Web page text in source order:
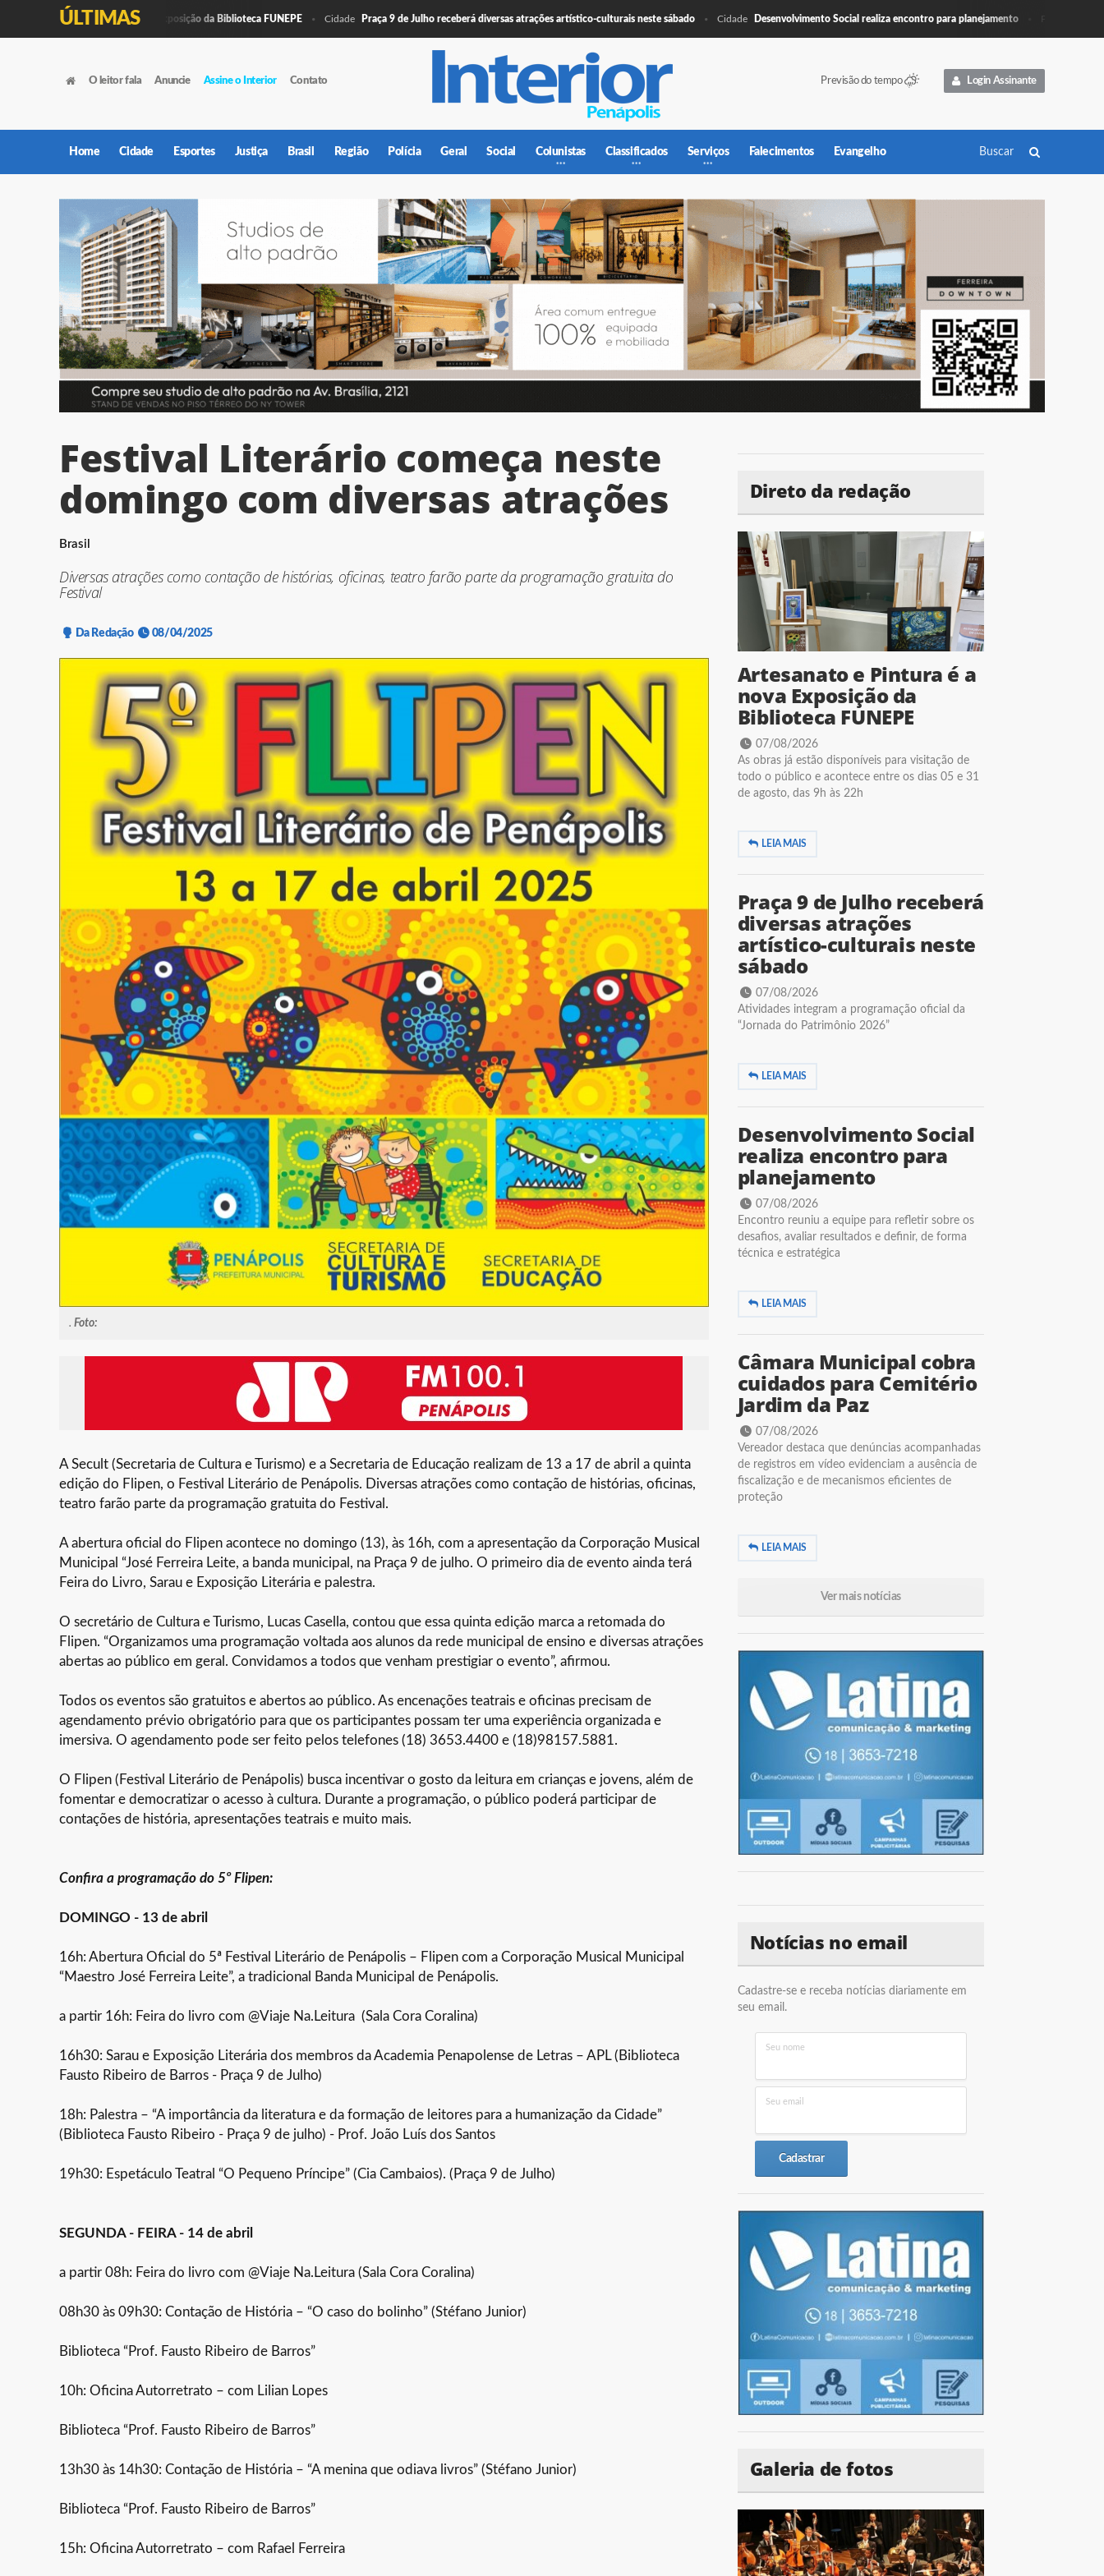
ÚLTIMAS
e Pintura é a nova Exposição da Biblioteca FUNEPE Cidade Praça 9 de Julho receberá diversas atrações artístico-culturais neste sábado Cidade Desenvolvimento Social realiza encontro para planejamento Política
Login Assinante
Previsão do tempo
O leitor fala Anuncie Assine o Interior Contato
Home Cidade Esportes Justiça Brasil Região Polícia Geral Social Colunistas Classificados Serviços Falecimentos Evangelho
Festival Literário começa neste
domingo com diversas atrações
Brasil
Diversas atrações como contação de histórias, oficinas, teatro farão parte da programação gratuita do
Festival
Da Redação 08/04/2025
. Foto:
A Secult (Secretaria de Cultura e Turismo) e a Secretaria de Educação realizam de 13 a 17 de abril a quinta
edição do Flipen, o Festival Literário de Penápolis. Diversas atrações como contação de histórias, oficinas,
teatro farão parte da programação gratuita do Festival.
A abertura oficial do Flipen acontece no domingo (13), às 16h, com a apresentação da Corporação Musical
Municipal “José Ferreira Leite, a banda municipal, na Praça 9 de julho. O primeiro dia de evento ainda terá
Feira do Livro, Sarau e Exposição Literária e palestra.
O secretário de Cultura e Turismo, Lucas Casella, contou que essa quinta edição marca a retomada do
Flipen. “Organizamos uma programação voltada aos alunos da rede municipal de ensino e diversas atrações
abertas ao público em geral. Convidamos a todos que venham prestigiar o evento”, afirmou.
Todos os eventos são gratuitos e abertos ao público. As encenações teatrais e oficinas precisam de
agendamento prévio obrigatório para que os participantes possam ter uma experiência organizada e
imersiva. O agendamento pode ser feito pelos telefones (18) 3653.4400 e (18)98157.5881.
O Flipen (Festival Literário de Penápolis) busca incentivar o gosto da leitura em crianças e jovens, além de
fomentar e democratizar o acesso à cultura. Durante a programação, o público poderá participar de
contações de história, apresentações teatrais e muito mais.
Confira a programação do 5º Flipen:
DOMINGO - 13 de abril
16h: Abertura Oficial do 5ª Festival Literário de Penápolis – Flipen com a Corporação Musical Municipal
“Maestro José Ferreira Leite”, a tradicional Banda Municipal de Penápolis.
a partir 16h: Feira do livro com @Viaje Na.Leitura (Sala Cora Coralina)
16h30: Sarau e Exposição Literária dos membros da Academia Penapolense de Letras – APL (Biblioteca
Fausto Ribeiro de Barros - Praça 9 de Julho)
18h: Palestra – “A importância da literatura e da formação de leitores para a humanização da Cidade”
(Biblioteca Fausto Ribeiro - Praça 9 de julho) - Prof. João Luís dos Santos
19h30: Espetáculo Teatral “O Pequeno Príncipe” (Cia Cambaios). (Praça 9 de Julho)
SEGUNDA - FEIRA - 14 de abril
a partir 08h: Feira do livro com @Viaje Na.Leitura (Sala Cora Coralina)
08h30 às 09h30: Contação de História – “O caso do bolinho” (Stéfano Junior)
Biblioteca “Prof. Fausto Ribeiro de Barros”
10h: Oficina Autorretrato – com Lilian Lopes
Biblioteca “Prof. Fausto Ribeiro de Barros”
13h30 às 14h30: Contação de História – “A menina que odiava livros” (Stéfano Junior)
Biblioteca “Prof. Fausto Ribeiro de Barros”
15h: Oficina Autorretrato – com Rafael Ferreira
Direto da redação
Artesanato e Pintura é a
nova Exposição da
Biblioteca FUNEPE
07/08/2026
As obras já estão disponíveis para visitação de
todo o público e acontece entre os dias 05 e 31
de agosto, das 9h às 22h
LEIA MAIS
Praça 9 de Julho receberá
diversas atrações
artístico-culturais neste
sábado
07/08/2026
Atividades integram a programação oficial da
“Jornada do Patrimônio 2026”
LEIA MAIS
Desenvolvimento Social
realiza encontro para
planejamento
07/08/2026
Encontro reuniu a equipe para refletir sobre os
desafios, avaliar resultados e definir, de forma
técnica e estratégica
LEIA MAIS
Câmara Municipal cobra
cuidados para Cemitério
Jardim da Paz
07/08/2026
Vereador destaca que denúncias acompanhadas
de registros em vídeo evidenciam a ausência de
fiscalização e de mecanismos eficientes de
proteção
LEIA MAIS
Ver mais notícias
Notícias no email
Cadastre-se e receba notícias diariamente em
seu email.
Seu nome
Seu email
Galeria de fotos